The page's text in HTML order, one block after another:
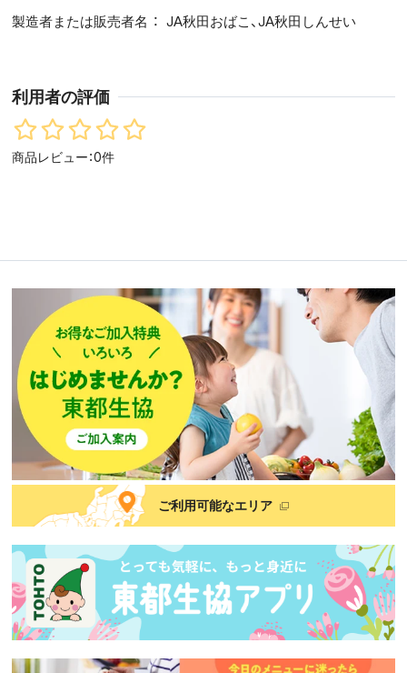
製造者または販売者名 JA秋田おばこ、JA秋田しんせい
利用者の評価
商品レビュー：0件
ご利用可能なエリア